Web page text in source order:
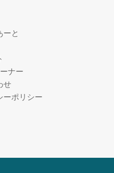
ーと
ナー
せ
ーポリシー